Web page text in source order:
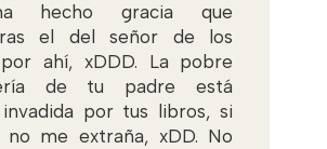
hecho gracia que
el del señor de los
ahí, xDDD. La pobre
de tu padre está
por tus libros, si
no me extraña, xDD. No